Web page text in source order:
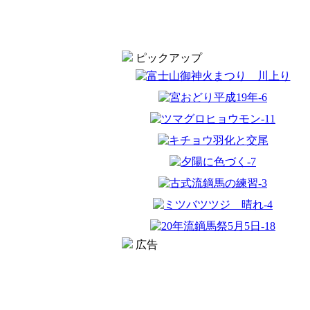
ピックアップ
広告